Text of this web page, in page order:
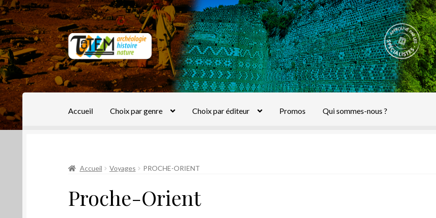
Aller
à
la
navigation
Aller
au
contenu
Accueil Choix par genre Choix par éditeur Promos Qui sommes-nous ?
Accueil Voyages PROCHE-ORIENT
Proche-Orient